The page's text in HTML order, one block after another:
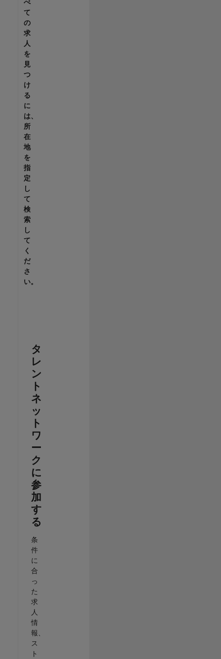
べ
て
の
求
人
を
見
つ
け
る
に
は、
所
在
地
を
指
定
し
て
検
索
し
て
く
だ
さ
い。
タ
レ
ン
ト
ネ
ッ
ト
ワ
ー
ク
に
参
加
す
る
条
件
に
合
っ
た
求
人
情
報、
ス
ト